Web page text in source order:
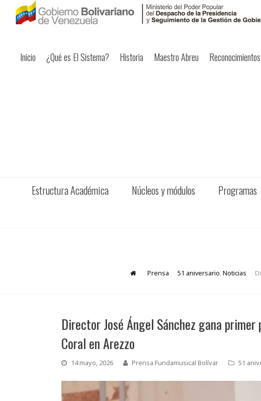
Inicio ¿Qué es El Sistema? Historia Maestro Abreu Reconocimientos
Estructura Académica Núcleos y módulos Programas
Prensa 51 aniversario,Noticias
Director José Ángel Sánchez gana
Coral en Arezzo
14 mayo, 2026 Prensa Fundamusical Bolívar 51